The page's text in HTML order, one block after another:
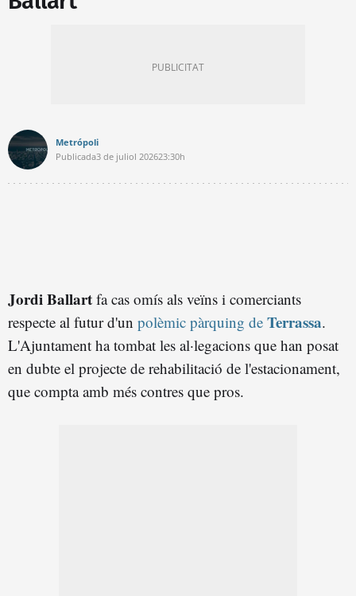
Metrópoli
Publicada3 de juliol 202623:30h
Jordi Ballart fa cas omís als veïns i comerciants
respecte al futur d'un polèmic pàrquing de Terrassa.
L'Ajuntament ha tombat les al·legacions que han posat
en dubte el projecte de rehabilitació de l'estacionament,
que compta amb més contres que pros.